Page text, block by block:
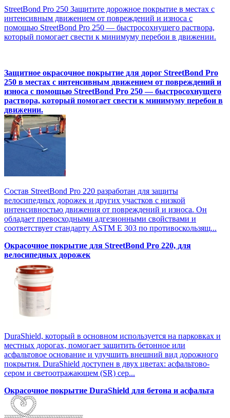
StreetBond Pro 250 Защитите дорожное покрытие в местах с
интенсивным движением от повреждений и износа с
помощью StreetBond Pro 250 — быстросохнущего раствора,
который помогает свести к минимуму перебои в движении.
Защитное окрасочное покрытие для дорог StreetBond Pro
250 в местах с интенсивным движением от повреждений и
износа с помощью StreetBond Pro 250 — быстросохнущего
раствора, который помогает свести к минимуму перебои в
движении.
Состав StreetBond Pro 220 разработан для защиты
велосипедных дорожек и других участков с низкой
интенсивностью движения от повреждений и износа. Он
обладает превосходными адгезионными свойствами и
соответствует стандарту ASTM E 303 по противоскользящ...
Окрасочное покрытие для StreetBond Pro 220, для
велосипедных дорожек
DuraShield, который в основном используется на парковках и
местных дорогах, помогает защитить бетонное или
асфальтовое основание и улучшить внешний вид дорожного
покрытия. DuraShield доступен в двух цветах: асфальтово-
сером и светоотражающем (SR) сер...
Окрасочное покрытие DuraShield для бетона и асфальта